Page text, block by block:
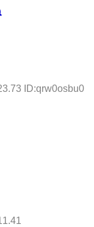
ID:qrw0osbu0